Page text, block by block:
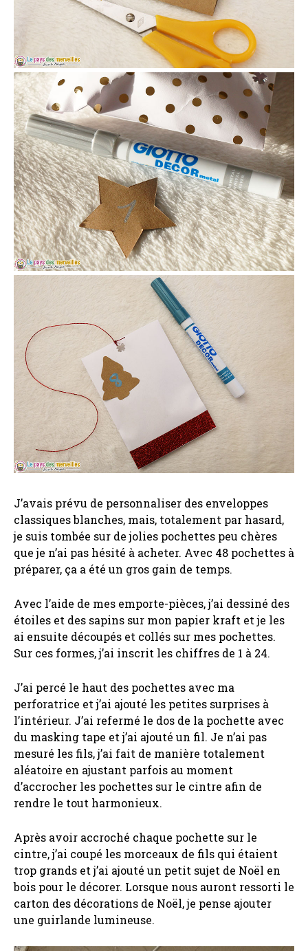
J’avais prévu de personnaliser des enveloppes
classiques blanches, mais, totalement par hasard,
je suis tombée sur de jolies pochettes peu chères
que je n’ai pas hésité à acheter. Avec 48 pochettes à
préparer, ça a été un gros gain de temps.
Avec l’aide de mes emporte-pièces, j’ai dessiné des
étoiles et des sapins sur mon papier kraft et je les
ai ensuite découpés et collés sur mes pochettes.
Sur ces formes, j’ai inscrit les chiffres de 1 à 24.
J’ai percé le haut des pochettes avec ma
perforatrice et j’ai ajouté les petites surprises à
l’intérieur. J’ai refermé le dos de la pochette avec
du masking tape et j’ai ajouté un fil. Je n’ai pas
mesuré les fils, j’ai fait de manière totalement
aléatoire en ajustant parfois au moment
d’accrocher les pochettes sur le cintre afin de
rendre le tout harmonieux.
Après avoir accroché chaque pochette sur le
cintre, j’ai coupé les morceaux de fils qui étaient
trop grands et j’ai ajouté un petit sujet de Noël en
bois pour le décorer. Lorsque nous auront ressorti le
carton des décorations de Noël, je pense ajouter
une guirlande lumineuse.